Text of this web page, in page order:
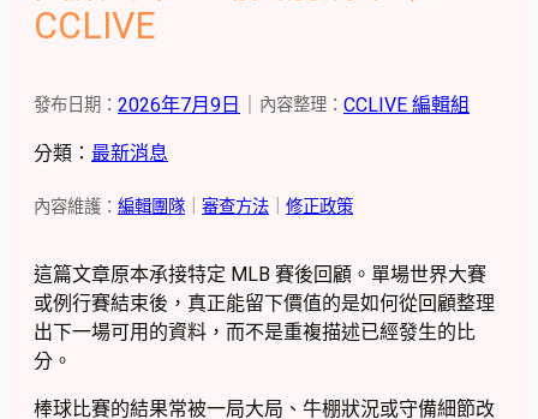
CCLIVE
發布日期： 2026年7月9日 內容整理： CCLIVE 編輯組
分類： 最新消息
內容維護： 編輯團隊 審查方法 修正政策
這篇文章原本承接特定 MLB 賽後回顧。單場世界大賽
或例行賽結束後，真正能留下價值的是如何從回顧整理
出下一場可用的資料，而不是重複描述已經發生的比
分。
棒球比賽的結果常被一局大局、牛棚狀況或守備細節改